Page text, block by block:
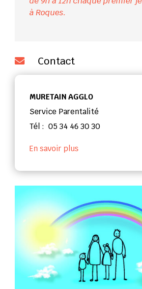
à Roques.
 Contact
MURETAIN AGGLO
Service Parentalité
Tél : 05 34 46 30 30
En savoir plus